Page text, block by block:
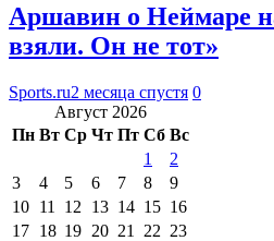
Аршавин о Неймаре
взяли. Он не тот»
Sports.ru2 месяца спустя 0
Август 2026
Пн Вт Ср Чт Пт Сб Вс
1
2
3
4 5 6 7 8
9
10 11 12 13 14 15 16
17 18 19 20 21 22 23